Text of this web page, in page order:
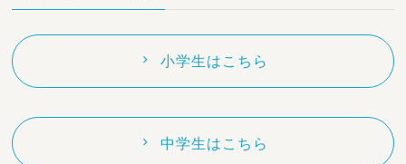
小学生はこちら
中学生はこちら